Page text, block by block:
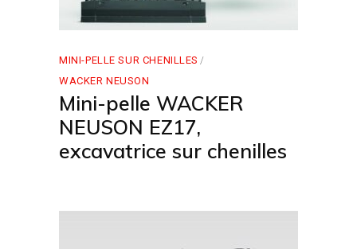
MINI-PELLE SUR CHENILLES
WACKER NEUSON
Mini-pelle WACKER
NEUSON EZ17,
excavatrice sur chenilles